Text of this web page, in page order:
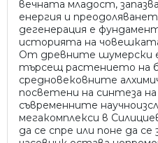
вечната младост,
енергия и
дегенерация е
историята на
От древните шумерски
търсещ растението на
средновековните
посветени на синтеза
съвременните
мегакомплекси в
да се спре или поне да